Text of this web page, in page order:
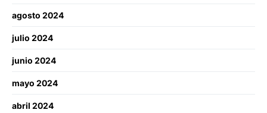
agosto 2024
julio 2024
junio 2024
mayo 2024
abril 2024